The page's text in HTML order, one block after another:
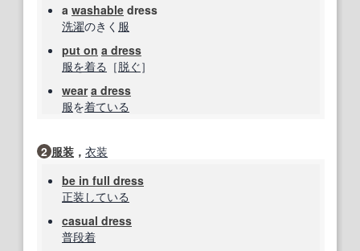
a washable dress
洗濯のきく 服
put on a dress
服を着る ［脱ぐ］
wear a dress
服を着ている
2 服装 ， 衣装
be in full dress
正装 している
casual dress
普段着